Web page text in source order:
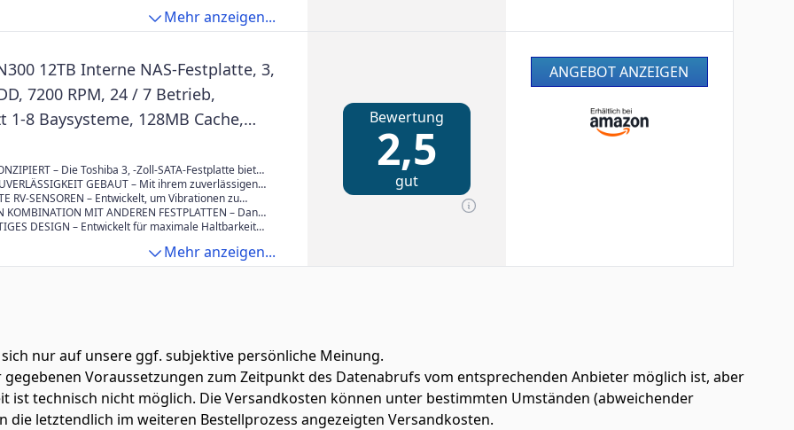
Mehr anzeigen...
12TB Interne NAS-Festplatte, 3,
7200 RPM, 24 / 7 Betrieb,
1-8 Baysysteme, 128MB Cache,
Arbeitslast, 3 Jahre Garantie
– Die Toshiba 3, -Zoll-SATA-Festplatte bietet
für NAS-Systeme mit 1 bis 8 Einschüben,
RAID und Servern, Multimedia-Server-
Cloud-Speicher, Server-Speicher für kleine
mehr.
GEBAUT – Mit ihrem zuverlässigen
Echtzeitleistung und einer 3-jährigen
diese Festplatte für NAS-Systeme in Heim-
eine nahtlose Leistung mit einer
RV-SENSOREN – Entwickelt, um Vibrationen zu
diese 7200-U/min-Festplatte mit
über integrierte RV-Sensoren, die
KOMBINATION MIT ANDEREN FESTPLATTEN – Dank
von 512 MB bietet die Festplatte zuverlässige
DESIGN – Entwickelt für maximale Haltbarkeit
ohne Beeinträchtigung der
zu gewährleisten, für absolute Sicherheit und
Mehr anzeigen...
Bewertung
2,5
gut
ANGEBOT ANZEIGEN
nur auf unsere ggf. subjektive persönliche Meinung.
Voraussetzungen zum Zeitpunkt des Datenabrufs vom entsprechenden Anbieter möglich ist, aber
ist technisch nicht möglich. Die Versandkosten können unter bestimmten Umständen (abweichender
die letztendlich im weiteren Bestellprozess angezeigten Versandkosten.